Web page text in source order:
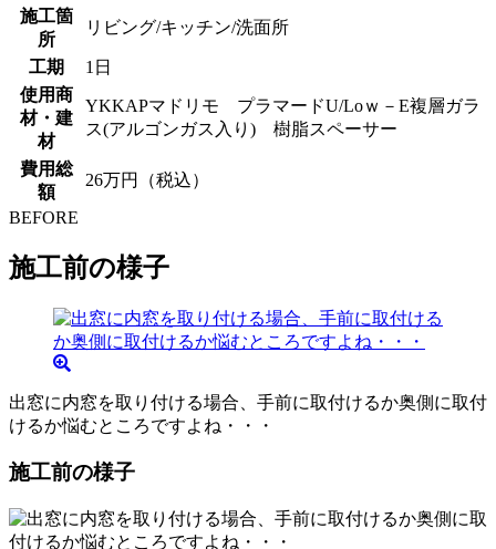
施工箇
所
リビング/キッチン/洗面所
工期
1日
使用商
材・建
材
YKKAPマドリモ プラマードU/Loｗ－E複層ガラ
ス(アルゴンガス入り) 樹脂スペーサー
費用総
額
26万円（税込）
BEFORE
施工前の様子
出窓に内窓を取り付ける場合、手前に取付けるか奥側に取付
けるか悩むところですよね・・・
施工前の様子